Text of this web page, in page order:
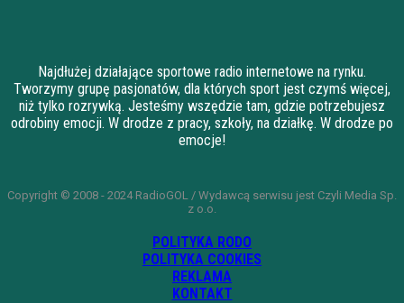
Najdłużej działające sportowe radio internetowe na rynku.
Tworzymy grupę pasjonatów, dla których sport jest czymś więcej,
niż tylko rozrywką. Jesteśmy wszędzie tam, gdzie potrzebujesz
odrobiny emocji. W drodze z pracy, szkoły, na działkę. W drodze po
emocje!
Copyright © 2008 - 2024 RadioGOL / Wydawcą serwisu jest Czyli Media Sp.
z o.o.
POLITYKA RODO
POLITYKA COOKIES
REKLAMA
KONTAKT